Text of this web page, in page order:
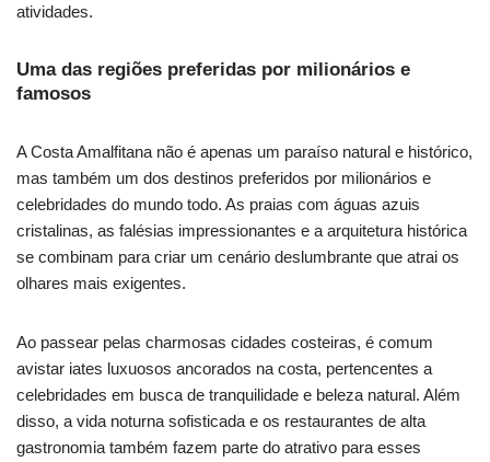
atividades.
Uma das regiões preferidas por milionários e
famosos
A Costa Amalfitana não é apenas um paraíso natural e histórico,
mas também um dos destinos preferidos por milionários e
celebridades do mundo todo. As praias com águas azuis
cristalinas, as falésias impressionantes e a arquitetura histórica
se combinam para criar um cenário deslumbrante que atrai os
olhares mais exigentes.
Ao passear pelas charmosas cidades costeiras, é comum
avistar iates luxuosos ancorados na costa, pertencentes a
celebridades em busca de tranquilidade e beleza natural. Além
disso, a vida noturna sofisticada e os restaurantes de alta
gastronomia também fazem parte do atrativo para esses